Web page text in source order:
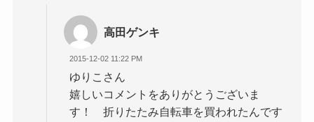
高田ゲンキ
2015-12-02 11:22 PM
ゆりこさん
嬉しいコメントをありがとうございま
す！ 折りたたみ自転車を買われたんです